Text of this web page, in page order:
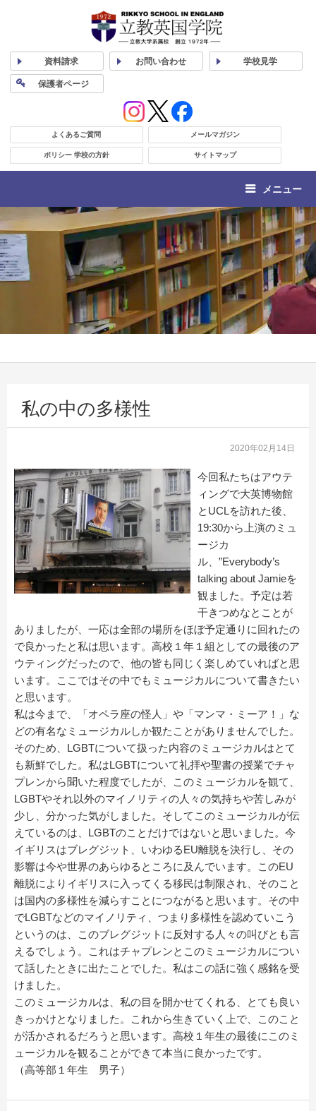
資料請求 お問い合わせ 学校見学
保護者ページ
よくあるご質問 メールマガジン
ポリシー 学校の方針 サイトマップ
メニュー
私の中の多様性
2020年02月14日
今回私たちはアウテ
ィングで大英博物館
とUCLを訪れた後、
19:30から上演のミュ
ージカ
ル、”Everybody’s
talking about Jamieを
観ました。予定は若
干きつめなとことが
ありましたが、一応は全部の場所をほぼ予定通りに回れたの
で良かったと私は思います。高校１年１組としての最後のア
ウティングだったので、他の皆も同じく楽しめていればと思
います。ここではその中でもミュージカルについて書きたい
と思います。
私は今まで、「オペラ座の怪人」や「マンマ・ミーア！」な
どの有名なミュージカルしか観たことがありませんでした。
そのため、LGBTについて扱った内容のミュージカルはとて
も新鮮でした。私はLGBTについて礼拝や聖書の授業でチャ
プレンから聞いた程度でしたが、このミュージカルを観て、
LGBTやそれ以外のマイノリティの人々の気持ちや苦しみが
少し、分かった気がしました。そしてこのミュージカルが伝
えているのは、LGBTのことだけではないと思いました。今
イギリスはブレグジット、いわゆるEU離脱を決行し、その
影響は今や世界のあらゆるところに及んでいます。このEU
離脱によりイギリスに入ってくる移民は制限され、そのこと
は国内の多様性を減らすことにつながると思います。その中
でLGBTなどのマイノリティ、つまり多様性を認めていこう
というのは、このブレグジットに反対する人々の叫びとも言
えるでしょう。これはチャプレンとこのミュージカルについ
て話したときに出たことでした。私はこの話に強く感銘を受
けました。
このミュージカルは、私の目を開かせてくれる、とても良い
きっかけとなりました。これから生きていく上で、このこと
が活かされるだろうと思います。高校１年生の最後にこのミ
ュージカルを観ることができて本当に良かったです。
（高等部１年生 男子）